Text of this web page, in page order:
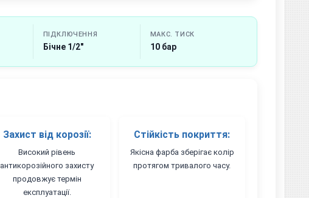
ПІДКЛЮЧЕННЯ
Бічне 1/2"
МАКС. ТИСК
10 бар
Захист від корозії:
Високий рівень
антикорозійного захисту
продовжує термін
експлуатації.
Стійкість покриття:
Якісна фарба зберігає колір
протягом тривалого часу.